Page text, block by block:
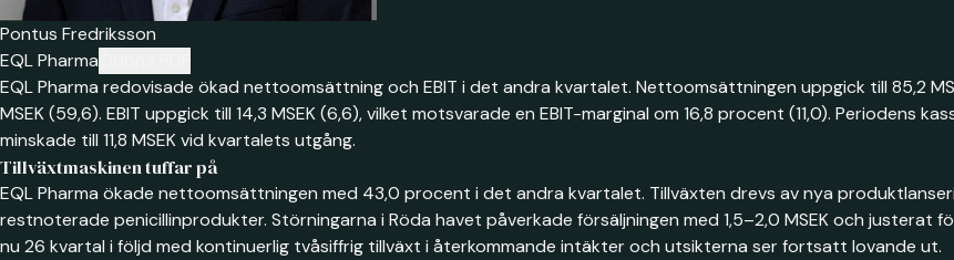
Pontus Fredriksson
EQL Pharma
EQL Pharma redovisade ökad nettoomsättning och EBIT i det andra kvartalet. Nettoomsättningen uppgick till 85,2
MSEK (59,6). EBIT uppgick till 14,3 MSEK (6,6), vilket motsvarade en EBIT-marginal om 16,8 procent (11,0). Periodens
minskade till 11,8 MSEK vid kvartalets utgång.
Tillväxtmaskinen tuffar på
EQL Pharma ökade nettoomsättningen med 43,0 procent i det andra kvartalet. Tillväxten drevs av nya
restnoterade penicillinprodukter. Störningarna i Röda havet påverkade försäljningen med 1,5–2,0 MSEK och justerat
nu 26 kvartal i följd med kontinuerlig tvåsiffrig tillväxt i återkommande intäkter och utsikterna ser fortsatt lovande ut.